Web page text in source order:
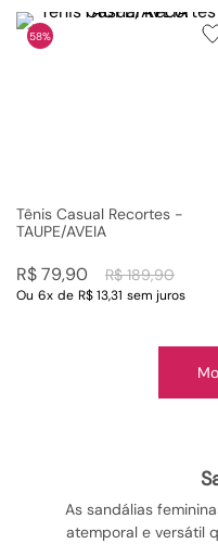
58%
Tênis Casual Recortes -
TAUPE/AVEIA
R$ 189,90
R$79,90
Ou 6x de R$ 13,31 sem juros
As sandálias
atemporal e versátil